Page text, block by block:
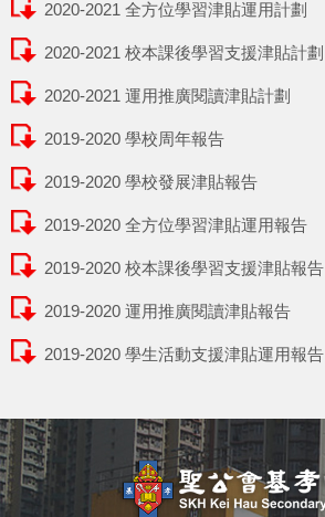
2020-2021 全方位學習津貼運用計劃
2020-2021 校本課後學習支援津貼計劃
2020-2021 運用推廣閱讀津貼計劃
2019-2020 學校周年報告
2019-2020 學校發展津貼報告
2019-2020 全方位學習津貼運用報告
2019-2020 校本課後學習支援津貼報告
2019-2020 運用推廣閱讀津貼報告
2019-2020 學生活動支援津貼運用報告